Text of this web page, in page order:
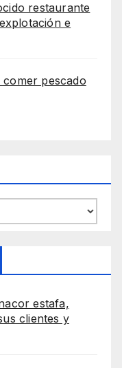
restaurante
e
pescado
estafa,
clientes y